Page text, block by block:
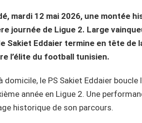
mardi 12 mai 2026, une montée
journée de Ligue 2. Large
Sakiet Eddaier termine en tête de
l’élite du football tunisien.
le PS Sakiet Eddaier
année en Ligue 2. Une
historique de son parcours.